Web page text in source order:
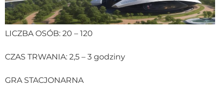
LICZBA OSÓB: 20 – 120
CZAS TRWANIA: 2,5 – 3 godziny
GRA STACJONARNA